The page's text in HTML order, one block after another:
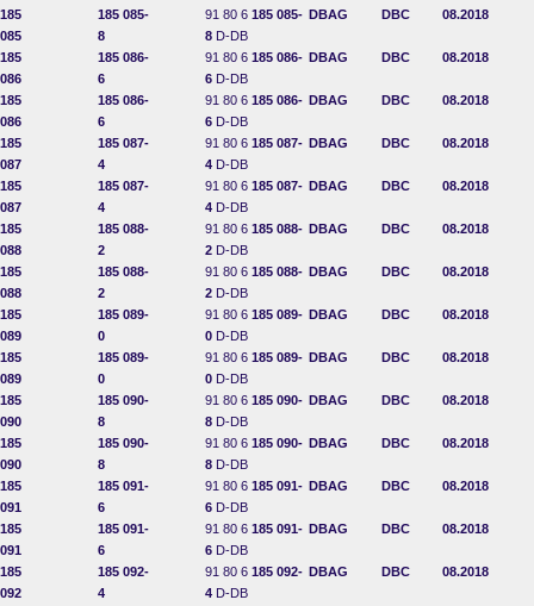
185
085
185 085-
8
91 80 6 185 085-
8 D-DB
DBAG DBC 08.2018
185
086
185 086-
6
91 80 6 185 086-
6 D-DB
DBAG DBC 08.2018
185
086
185 086-
6
91 80 6 185 086-
6 D-DB
DBAG DBC 08.2018
185
087
185 087-
4
91 80 6 185 087-
4 D-DB
DBAG DBC 08.2018
185
087
185 087-
4
91 80 6 185 087-
4 D-DB
DBAG DBC 08.2018
185
088
185 088-
2
91 80 6 185 088-
2 D-DB
DBAG DBC 08.2018
185
088
185 088-
2
91 80 6 185 088-
2 D-DB
DBAG DBC 08.2018
185
089
185 089-
0
91 80 6 185 089-
0 D-DB
DBAG DBC 08.2018
185
089
185 089-
0
91 80 6 185 089-
0 D-DB
DBAG DBC 08.2018
185
090
185 090-
8
91 80 6 185 090-
8 D-DB
DBAG DBC 08.2018
185
090
185 090-
8
91 80 6 185 090-
8 D-DB
DBAG DBC 08.2018
185
091
185 091-
6
91 80 6 185 091-
6 D-DB
DBAG DBC 08.2018
185
091
185 091-
6
91 80 6 185 091-
6 D-DB
DBAG DBC 08.2018
185
092
185 092-
4
91 80 6 185 092-
4 D-DB
DBAG DBC 08.2018